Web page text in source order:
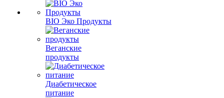
BIO Эко Продукты
Веганские
продукты
Диабетическое
питание